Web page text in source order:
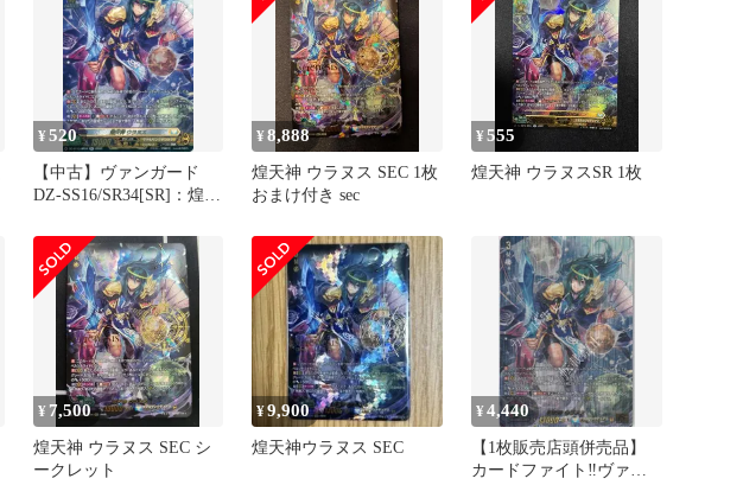
¥520
【中古】ヴァンガード
DZ-SS16/SR34[SR]：煌天
¥8,888
煌天神 ウラヌス SEC 1枚
おまけ付き sec
¥555
煌天神 ウラヌスSR 1枚
¥ 7,500
煌天神 ウラヌス SEC シ
ークレット
¥9,900
煌天神ウラヌス SEC
¥4,440
【1枚販売店頭併売品】
カードファイト‼︎ヴァン